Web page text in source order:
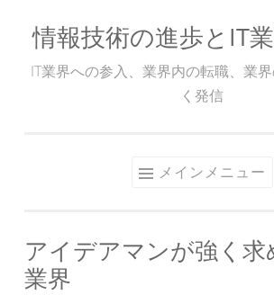
コ
プ
情報技術の進歩とIT
IT業界への参入、業界内の転職、業
く発信
メインメニュー
アイデアマンが強く求
業界